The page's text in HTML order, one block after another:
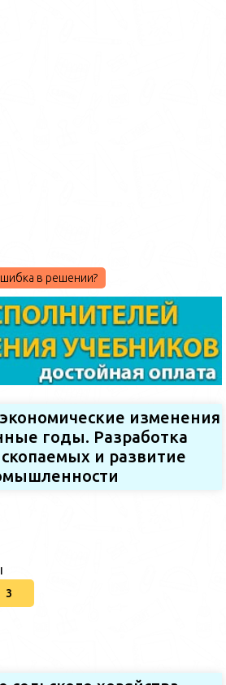
в решении?
изменения
годы. Разработка
и развитие
3